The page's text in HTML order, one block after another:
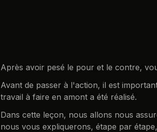
Après avoir pesé le pour et le contre,
Avant de passer à l'action, il est
travail à faire en amont a été réalisé.
Dans cette leçon, nous allons nous
nous vous expliquerons, étape par